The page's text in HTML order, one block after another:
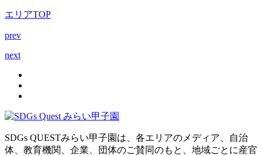
エリアTOP
prev
next
SDGs QUESTみらい甲子園は、各エリアのメディア、自治
体、教育機関、企業、団体のご賛同のもと、地域ごとに産官